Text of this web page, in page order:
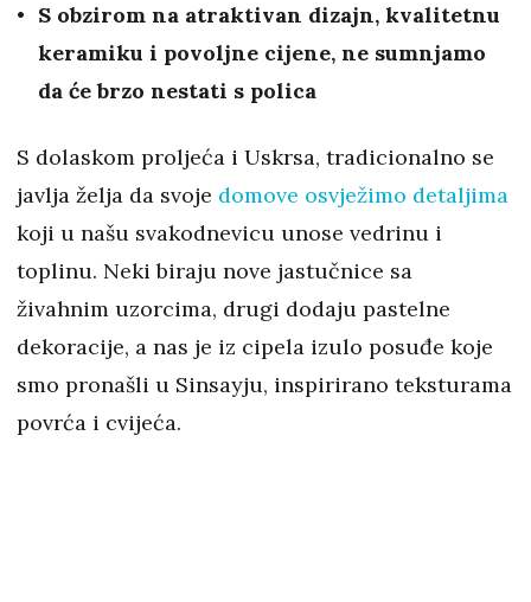
S obzirom na atraktivan dizajn, kvalitetnu
keramiku i povoljne cijene, ne sumnjamo
da će brzo nestati s polica
S dolaskom proljeća i Uskrsa, tradicionalno se
javlja želja da svoje domove osvježimo detaljima
koji u našu svakodnevicu unose vedrinu i
toplinu. Neki biraju nove jastučnice sa
živahnim uzorcima, drugi dodaju pastelne
dekoracije, a nas je iz cipela izulo posuđe koje
smo pronašli u Sinsayju, inspirirano teksturama
povrća i cvijeća.